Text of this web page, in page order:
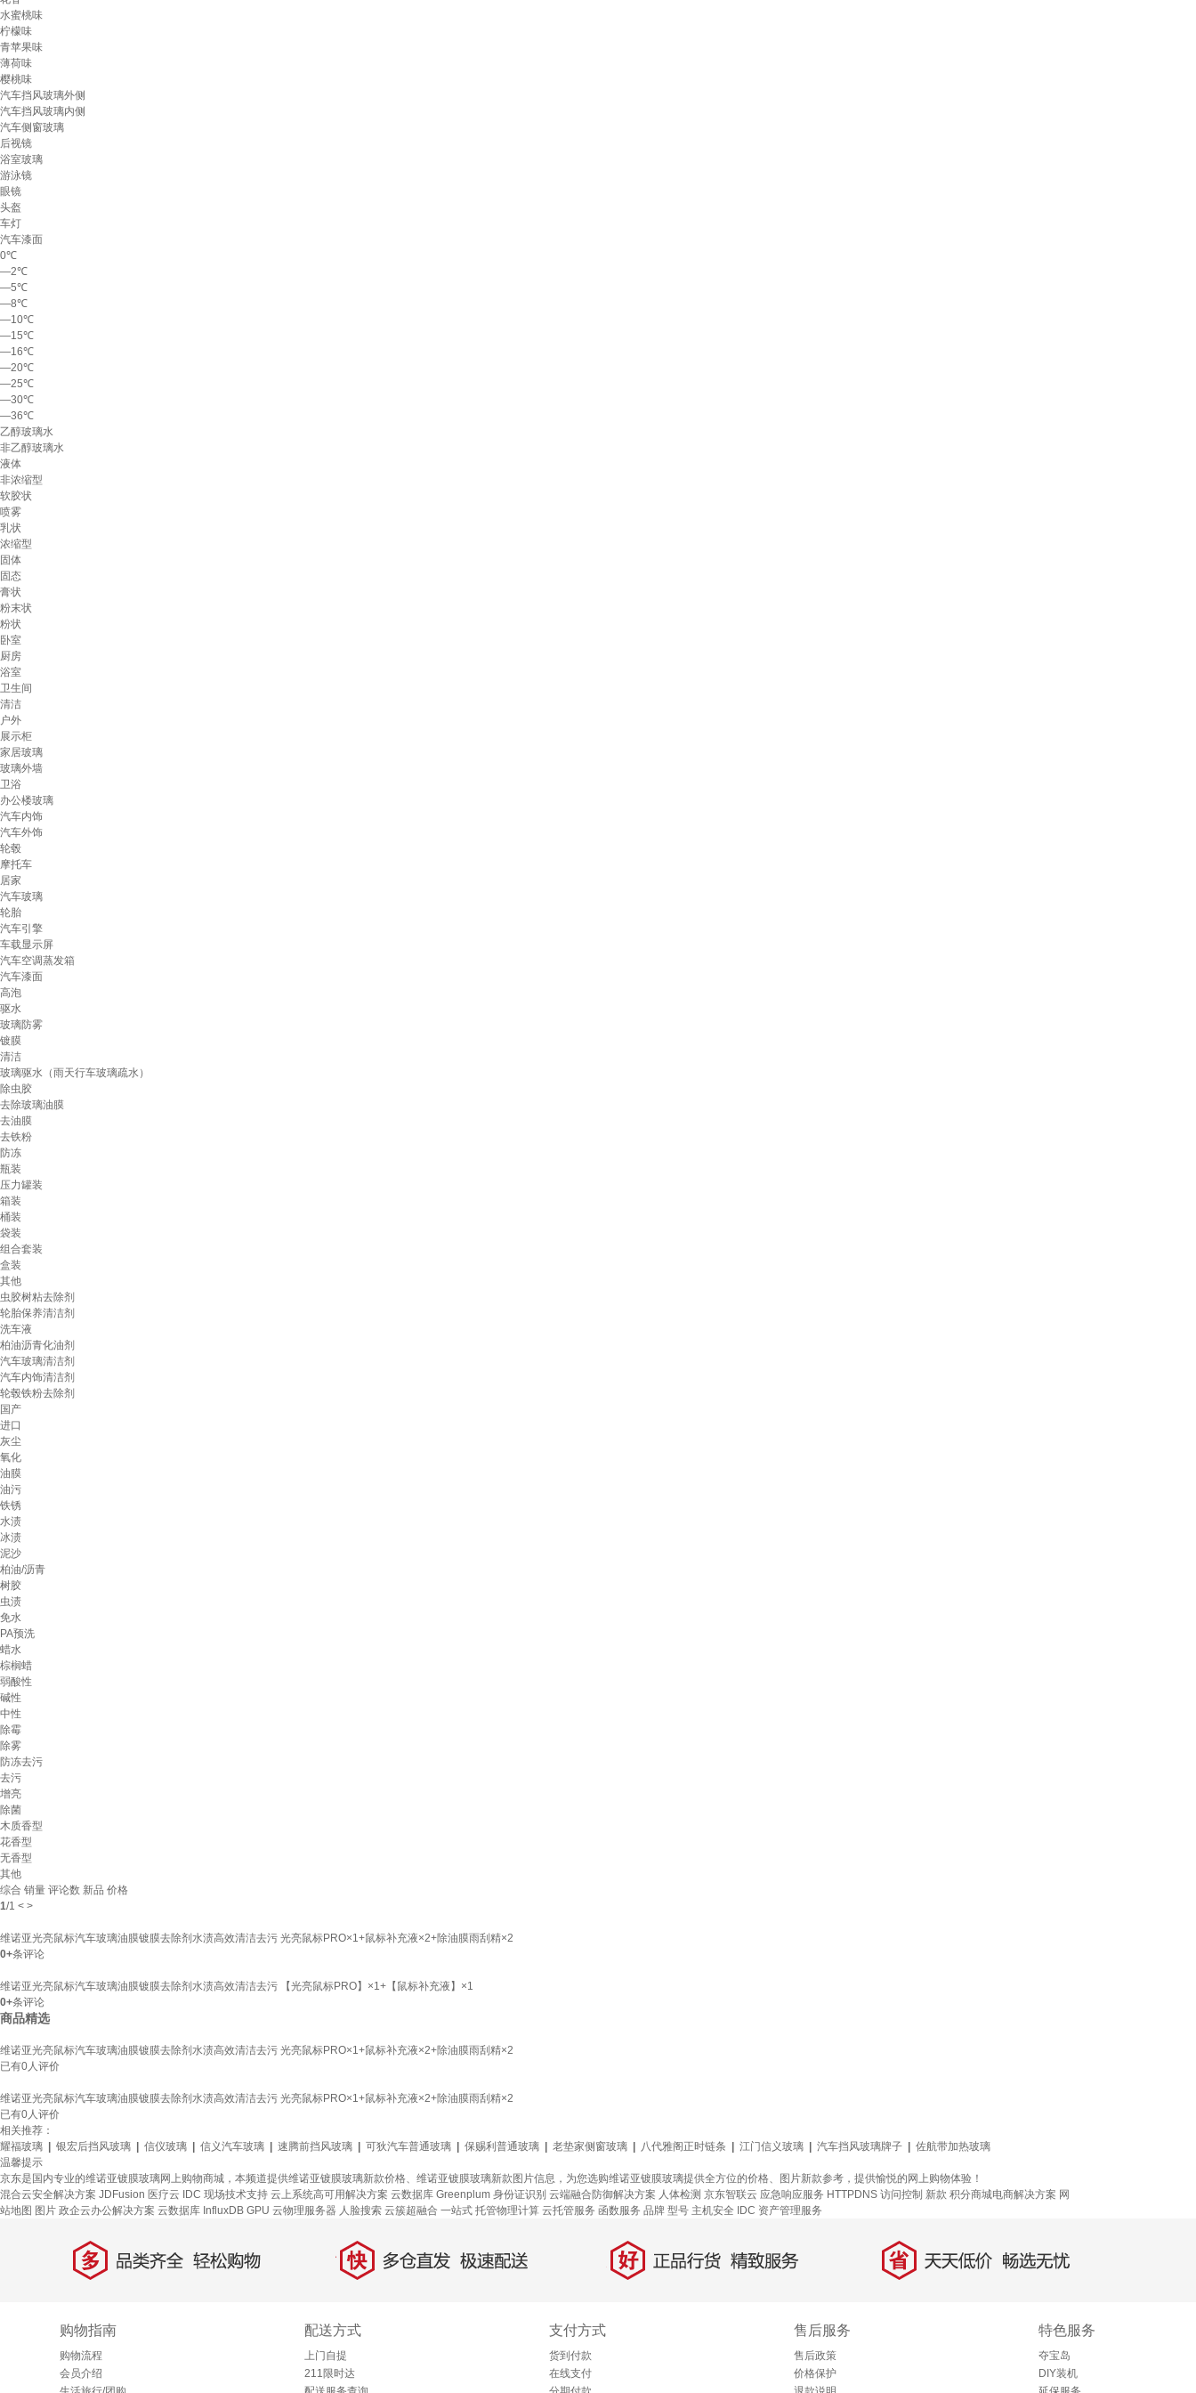
水蜜桃味
柠檬味
青苹果味
薄荷味
樱桃味
汽车挡风玻璃外侧
汽车挡风玻璃内侧
汽车侧窗玻璃
后视镜
浴室玻璃
游泳镜
眼镜
头盔
车灯
汽车漆面
0℃
—2℃
—5℃
—8℃
—10℃
—15℃
—16℃
—20℃
—25℃
—30℃
—36℃
乙醇玻璃水
非乙醇玻璃水
液体
非浓缩型
软胶状
喷雾
乳状
浓缩型
固体
固态
膏状
粉末状
粉状
卧室
厨房
浴室
卫生间
清洁
户外
展示柜
家居玻璃
玻璃外墙
卫浴
办公楼玻璃
汽车内饰
汽车外饰
轮毂
摩托车
居家
汽车玻璃
轮胎
汽车引擎
车载显示屏
汽车空调蒸发箱
汽车漆面
高泡
驱水
玻璃防雾
镀膜
清洁
玻璃驱水（雨天行车玻璃疏水）
除虫胶
去除玻璃油膜
去油膜
去铁粉
防冻
瓶装
压力罐装
箱装
桶装
袋装
组合套装
盒装
其他
虫胶树粘去除剂
轮胎保养清洁剂
洗车液
柏油沥青化油剂
汽车玻璃清洁剂
汽车内饰清洁剂
轮毂铁粉去除剂
国产
进口
灰尘
氧化
油膜
油污
铁锈
水渍
冰渍
泥沙
柏油/沥青
树胶
虫渍
免水
PA预洗
蜡水
棕榈蜡
弱酸性
碱性
中性
除霉
除雾
防冻去污
去污
增亮
除菌
木质香型
花香型
无香型
其他
综合 销量 评论数 新品 价格
1/1 < >
维诺亚光亮鼠标汽车玻璃油膜镀膜去除剂水渍高效清洁去污 光亮鼠标PRO×1+鼠标补充液×2+除油膜雨刮精×2
0+条评论
维诺亚光亮鼠标汽车玻璃油膜镀膜去除剂水渍高效清洁去污 【光亮鼠标PRO】×1+【鼠标补充液】×1
0+条评论
商品精选
维诺亚光亮鼠标汽车玻璃油膜镀膜去除剂水渍高效清洁去污 光亮鼠标PRO×1+鼠标补充液×2+除油膜雨刮精×2
已有0人评价
维诺亚光亮鼠标汽车玻璃油膜镀膜去除剂水渍高效清洁去污 光亮鼠标PRO×1+鼠标补充液×2+除油膜雨刮精×2
已有0人评价
相关推荐：
耀福玻璃
银宏后挡风玻璃 信仪玻璃 信义汽车玻璃 速腾前挡风玻璃 可狄汽车普通玻璃 保赐利普通玻璃 老垫家侧窗玻璃 八代雅阁正时链条 江门信义玻璃 汽车挡风玻璃牌子
佐航带加热玻璃
温馨提示
京东是国内专业的维诺亚镀膜玻璃网上购物商城，本频道提供维诺亚镀膜玻璃新款价格、维诺亚镀膜玻璃新款图片信息，为您选购维诺亚镀膜玻璃提供全方位的价格、图片新款参考，提供愉悦的网上购物体验！
混合云安全解决方案 JDFusion 医疗云 IDC 现场技术支持 云上系统高可用解决方案 云数据库 Greenplum 身份证识别 云端融合防御解决方案 人体检测 京东智联云 应急响应服务 HTTPDNS 访问控制 新款 积分商城电商解决方案 网
站地图 图片 政企云办公解决方案 云数据库 InfluxDB GPU 云物理服务器 人脸搜索 云簇超融合 一站式 托管物理计算 云托管服务 函数服务 品牌 型号 主机安全 IDC 资产管理服务
多 品类齐全，轻松购物 快 多仓直发，极速配送 好 正品行货，精致服务 省 天天低价，畅选无忧
购物指南
购物流程
会员介绍
配送方式
上门自提
211限时达
支付方式
货到付款
在线支付
售后服务
售后政策
价格保护
特色服务
夺宝岛
DIY装机